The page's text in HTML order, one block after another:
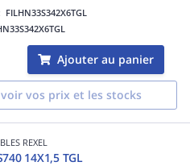
FILHN33S342X6TGL
Ajouter au panier
vos prix et les stocks
REXEL
14X1,5 TGL